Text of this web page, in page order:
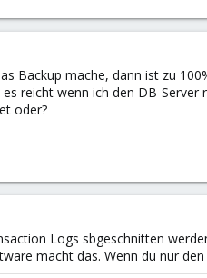
Backup mache, dann ist zu
reicht wenn ich den DB-
oder?
Logs sbgeschnitten
macht das. Wenn du nur